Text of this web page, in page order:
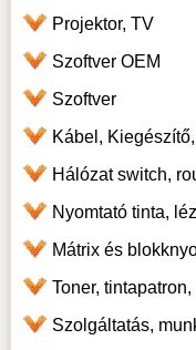
Projektor, TV
Szoftver OEM
Szoftver
Kábel,
Hálózat switch,
Nyomtató tinta,
Mátrix és
Toner,
Szolgáltatás,